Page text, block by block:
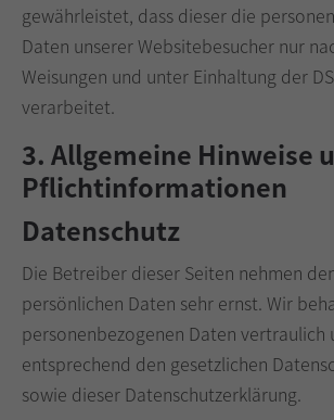
gewährleistet, dass dieser die
Daten unserer Websitebesucher nur
Weisungen und unter Einhaltung der
verarbeitet.
3. Allgemeine Hinweise
Pflicht­informationen
Datenschutz
Die Betreiber dieser Seiten nehmen
persönlichen Daten sehr ernst. Wir
personenbezogenen Daten vertraulich
entsprechend den gesetzlichen
sowie dieser Datenschutzerklärung.